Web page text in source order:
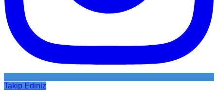
Takip Ediniz